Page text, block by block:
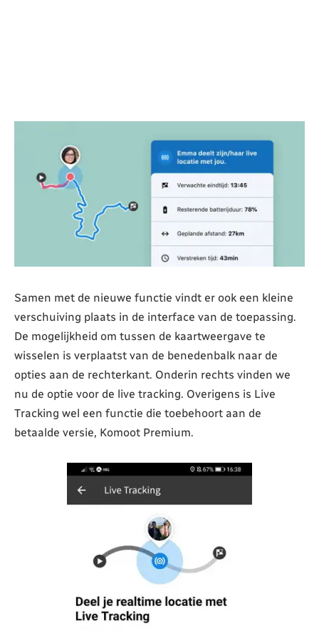
Samen met de nieuwe functie vindt er ook een kleine
verschuiving plaats in de interface van de toepassing.
De mogelijkheid om tussen de kaartweergave te
wisselen is verplaatst van de benedenbalk naar de
opties aan de rechterkant. Onderin rechts vinden we
nu de optie voor de live tracking. Overigens is Live
Tracking wel een functie die toebehoort aan de
betaalde versie, Komoot Premium.